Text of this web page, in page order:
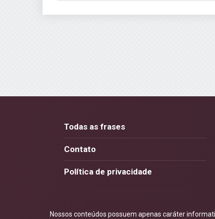
Todas as frases
Contato
Política de privacidade
Nossos conteúdos possuem apenas caráter